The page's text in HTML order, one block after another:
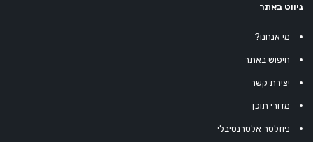
ניווט באתר
מי אנחנו?
חיפוש באתר
יצירת קשר
מדורי תוכן
ניוזלטר אלטרנטיבלי